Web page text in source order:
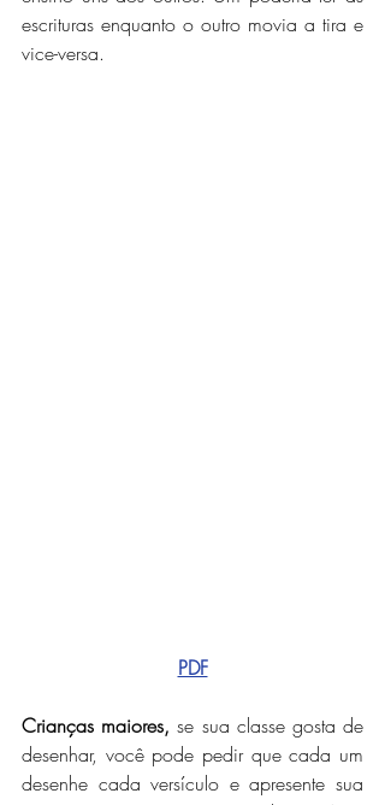
escrituras enquanto o outro movia a tira e
vice-versa.
PDF
Crianças maiores, se sua classe gosta de
desenhar, você pode pedir que cada um
desenhe cada versículo e apresente sua